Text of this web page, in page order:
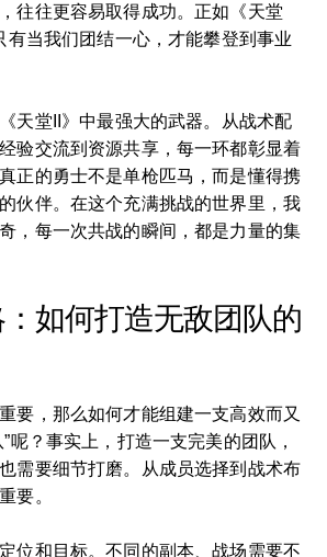
往往更容易取得成功。正如《天堂
当我们团结一心，才能攀登到事业
天堂II》中最强大的武器。从战术配
验交流到资源共享，每一环都彰显着
正的勇士不是单枪匹马，而是懂得携
伙伴。在这个充满挑战的世界里，我
，每一次共战的瞬间，都是力量的集
如何打造无敌团队的
要，那么如何才能组建一支高效而又
呢？事实上，打造一支完美的团队，
需要细节打磨。从成员选择到战术布
要。
位和目标。不同的副本、战场需要不